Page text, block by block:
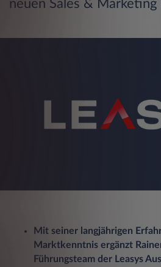
neuen Sales &
Mit seiner langjährigen
Marktkenntnis ergänzt
Führungsteam der Leasys